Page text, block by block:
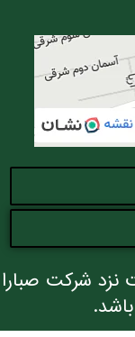
شرکت صبارا